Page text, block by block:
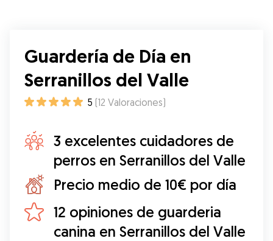
Guardería de Día en
Serranillos del Valle
5 (12 Valoraciones)
3 excelentes cuidadores de
perros en Serranillos del Valle
Precio medio de 10€ por día
12 opiniones de guarderia
canina en Serranillos del Valle